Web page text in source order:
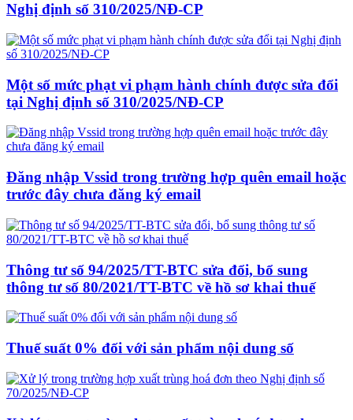
Nghị định số 310/2025/NĐ-CP
Một số mức phạt vi phạm hành chính được sửa đổi
tại Nghị định số 310/2025/NĐ-CP
Đăng nhập Vssid trong trường hợp quên email hoặc
trước đây chưa đăng ký email
Thông tư số 94/2025/TT-BTC sửa đổi, bổ sung
thông tư số 80/2021/TT-BTC về hồ sơ khai thuế
Thuế suất 0% đối với sản phẩm nội dung số